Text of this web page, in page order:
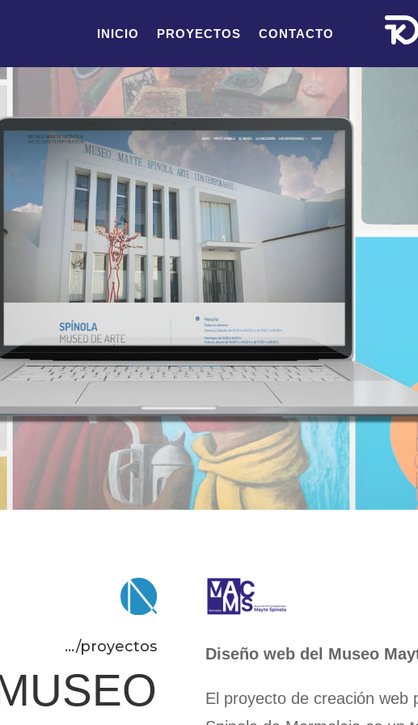
INICIO PROYECTOS CONTACTO
.../proyectos Diseño web del Museo
El proyecto de creación web